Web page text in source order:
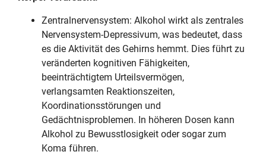
Zentralnervensystem: Alkohol wirkt als zentrales
Nervensystem-Depressivum, was bedeutet, dass
es die Aktivität des Gehirns hemmt. Dies führt zu
veränderten kognitiven Fähigkeiten,
beeinträchtigtem Urteilsvermögen,
verlangsamten Reaktionszeiten,
Koordinationsstörungen und
Gedächtnisproblemen. In höheren Dosen kann
Alkohol zu Bewusstlosigkeit oder sogar zum
Koma führen.